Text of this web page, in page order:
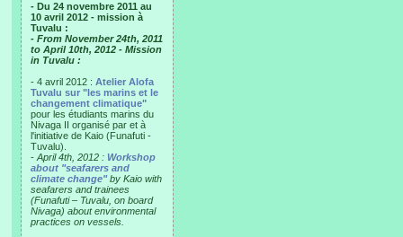
- Du 24 novembre 2011 au
10 avril 2012 - mission à
Tuvalu :
- From November 24th, 2011
to April 10th, 2012 - Mission
in Tuvalu :
- 4 avril 2012 : Atelier Alofa
Tuvalu sur "les marins et le
changement climatique"
pour les étudiants marins du
Nivaga II organisé par et à
l'initiative de Kaio (Funafuti -
Tuvalu).
- April 4th, 2012 : Workshop
about "seafarers and
climate change"by Kaio with
seafarers and trainees
(Funafuti – Tuvalu, on board
Nivaga) about environmental
practices on vessels.